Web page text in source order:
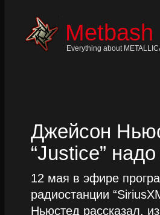
Metbash
Everything about
Джейсон
“Justice”
12 мая в эфире
радиостанции
Ньюстед рассказал,